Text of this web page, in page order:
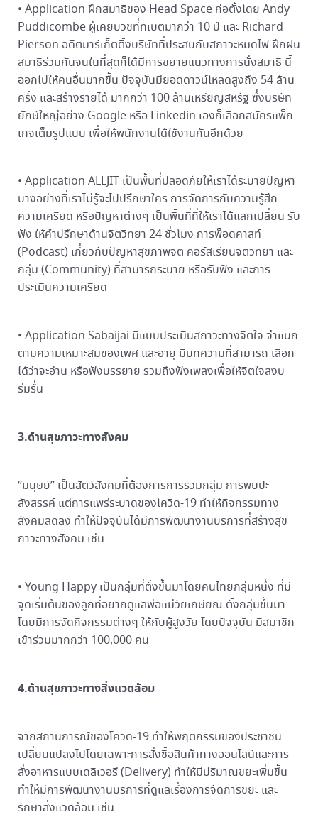
• Application ฝึกสมาธิของ Head Space ก่อตั้งโดย Andy
Puddicombe ผู้เคยบวชที่ทิเบตมากว่า 10 ปี และ Richard
Pierson อดีตมาร์เก็ตติ้งบริษัทที่ประสบกับสภาวะหมดไฟ ฝึกฝน
สมาธิร่วมกันจนในที่สุดก็ได้มีการขยายแนวทางการนั่งสมาธิ นี้
ออกไปให้คนอื่นมากขึ้น ปัจจุบันมียอดดาวน์โหลดสูงถึง 54 ล้าน
ครั้ง และสร้างรายได้ มากกว่า 100 ล้านเหรียญสหรัฐ ซึ่งบริษัท
ยักษ์ใหญ่อย่าง Google หรือ Linkedin เองก็เลือกสมัครแพ็ก
เกจเต็มรูปแบบ เพื่อให้พนักงานได้ใช้งานกันอีกด้วย
• Application ALLJIT เป็นพื้นที่ปลอดภัยให้เราได้ระบายปัญหา
บางอย่างที่เราไม่รู้จะไปปรึกษาใคร การจัดการกับความรู้สึก
ความเครียด หรือปัญหาต่างๆ เป็นพื้นที่ที่ให้เราได้แลกเปลี่ยน รับ
ฟัง ให้คำปรึกษาด้านจิตวิทยา 24 ชั่วโมง การพ็อดคาสท์
(Podcast) เกี่ยวกับปัญหาสุขภาพจิต คอร์สเรียนจิตวิทยา และ
กลุ่ม (Community) ที่สามารถระบาย หรือรับฟัง และการ
ประเมินความเครียด
• Application Sabaijai มีแบบประเมินสภาวะทางจิตใจ จำแนก
ตามความเหมาะสมของเพศ และอายุ มีบทความที่สามารถ เลือก
ได้ว่าจะอ่าน หรือฟังบรรยาย รวมถึงฟังเพลงเพื่อให้จิตใจสงบ
ร่มรื่น
3.ด้านสุขภาวะทางสังคม
“มนุษย์” เป็นสัตว์สังคมที่ต้องการการรวมกลุ่ม การพบปะ
สังสรรค์ แต่การแพร่ระบาดของโควิด-19 ทำให้กิจกรรมทาง
สังคมลดลง ทำให้ปัจจุบันได้มีการพัฒนางานบริการที่สร้างสุข
ภาวะทางสังคม เช่น
• Young Happy เป็นกลุ่มที่ตั้งขึ้นมาโดยคนไทยกลุ่มหนึ่ง ที่มี
จุดเริ่มต้นของลูกที่อยากดูแลพ่อแม่วัยเกษียณ ตั้งกลุ่มขึ้นมา
โดยมีการจัดกิจกรรมต่างๆ ให้กับผู้สูงวัย โดยปัจจุบัน มีสมาชิก
เข้าร่วมมากกว่า 100,000 คน
4.ด้านสุขภาวะทางสิ่งแวดล้อม
จากสถานการณ์ของโควิด-19 ทำให้พฤติกรรมของประชาชน
เปลี่ยนแปลงไปโดยเฉพาะการสั่งซื้อสินค้าทางออนไลน์และการ
สั่งอาหารแบบเดลิเวอรี (Delivery) ทำให้มีปริมาณขยะเพิ่มขึ้น
ทำให้มีการพัฒนางานบริการที่ดูแลเรื่องการจัดการขยะ และ
รักษาสิ่งแวดล้อม เช่น